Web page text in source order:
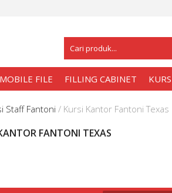
MOBILE FILE FILLING CABINET
Staff Fantoni / Kursi Kantor Fantoni Texas
FANTONI TEXAS